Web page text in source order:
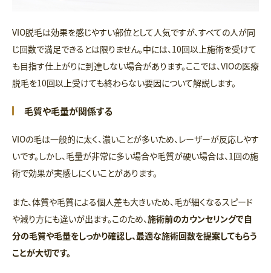
VIO脱毛は効果を感じやすい部位として人気ですが、すべての人が同
じ回数で満足できるとは限りません。中には、10回以上施術を受けて
も目指す仕上がりに到達しない場合があります。ここでは、VIOの医療
脱毛を10回以上受けても終わらない要因について解説します。
毛質や毛量が関係する
VIOの毛は一般的に太く、濃いことが多いため、レーザーが反応しやす
いです。しかし、毛量が非常に多い場合や毛質が硬い場合は、1回の施
術で効果が実感しにくいことがあります。
また、体質や毛質による個人差も大きいため、毛が細くなるスピード
や減り方にも違いが出ます。このため、施術前のカウンセリングで自
分の毛質や毛量をしっかり確認し、最適な施術回数を提案してもらう
ことが大切です。